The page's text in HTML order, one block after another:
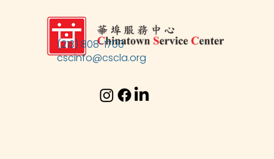
(213) 808-1700
cscinfo@cscla.org